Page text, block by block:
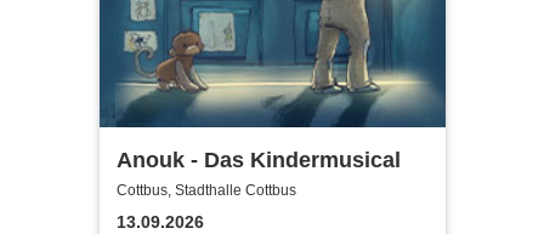
Anouk - Das Kindermusical
Cottbus, Stadthalle Cottbus
13.09.2026